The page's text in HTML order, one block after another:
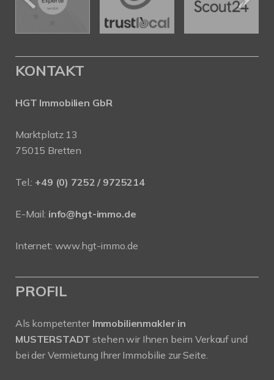
KONTAKT
HGT Immobilien GbR
Marktplatz 13
75015 Bretten
Tel.: +49 (0) 7252 / 9725214
E-Mail: info@hgt-immo.de
Internet: www.hgt-immo.de
PROFIL
Als kompetenter Immobilienmakler in
MUSTERSTADT stehen wir Ihnen beim Verkauf und
bei der Vermietung Ihrer Immobilie zur Seite.